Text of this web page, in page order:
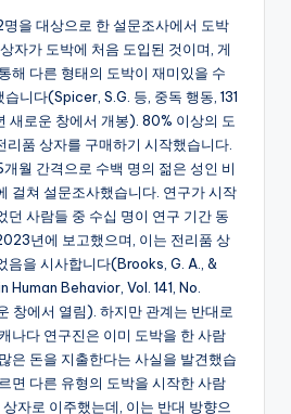
을 대상으로 한 설문조사에서 도박
자가 도박에 처음 도입된 것이며, 게
해 다른 형태의 도박이 재미있을 수
니다(Spicer, S.G. 등, 중독 행동, 131
새로운 창에서 개봉). 80% 이상의 도
리품 상자를 구매하기 시작했습니다.
월 간격으로 수백 명의 젊은 성인 비
걸쳐 설문조사했습니다. 연구가 시작
던 사람들 중 수십 명이 연구 기간 동
년에 보고했으며, 이는 전리품 상
음을 시사합니다(Brooks, G. A., &
Behavior, Vol. 141, No.
창에서 열림). 하지만 관계는 반대로
나다 연구진은 이미 도박을 한 사람
은 돈을 지출한다는 사실을 발견했습
면 다른 유형의 도박을 시작한 사람
자로 이주했는데, 이는 반대 방향으